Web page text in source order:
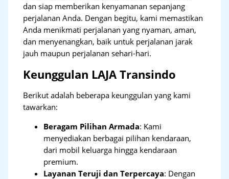
dan siap memberikan kenyamanan sepanjang
perjalanan Anda. Dengan begitu, kami memastikan
Anda menikmati perjalanan yang nyaman, aman,
dan menyenangkan, baik untuk perjalanan jarak
jauh maupun perjalanan sehari-hari.
Keunggulan LAJA Transindo
Berikut adalah beberapa keunggulan yang kami
tawarkan:
Beragam Pilihan Armada: Kami
menyediakan berbagai pilihan kendaraan,
dari mobil keluarga hingga kendaraan
premium.
Layanan Teruji dan Terpercaya: Dengan